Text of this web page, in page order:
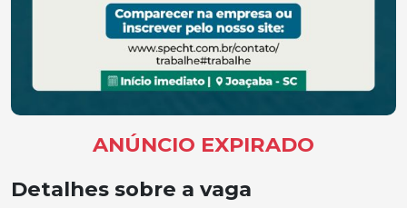
ANÚNCIO EXPIRADO
Detalhes sobre a vaga